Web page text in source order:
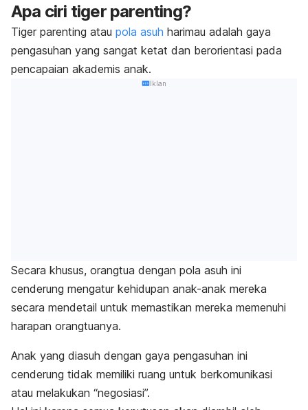
Apa ciri tiger parenting?
Tiger parenting atau pola asuh harimau adalah gaya
pengasuhan yang sangat ketat dan berorientasi pada
pencapaian akademis anak.
Iklan
Secara khusus, orangtua dengan pola asuh ini
cenderung mengatur kehidupan anak-anak mereka
secara mendetail untuk memastikan mereka memenuhi
harapan orangtuanya.
Anak yang diasuh dengan gaya pengasuhan ini
cenderung tidak memiliki ruang untuk berkomunikasi
atau melakukan “negosiasi”.